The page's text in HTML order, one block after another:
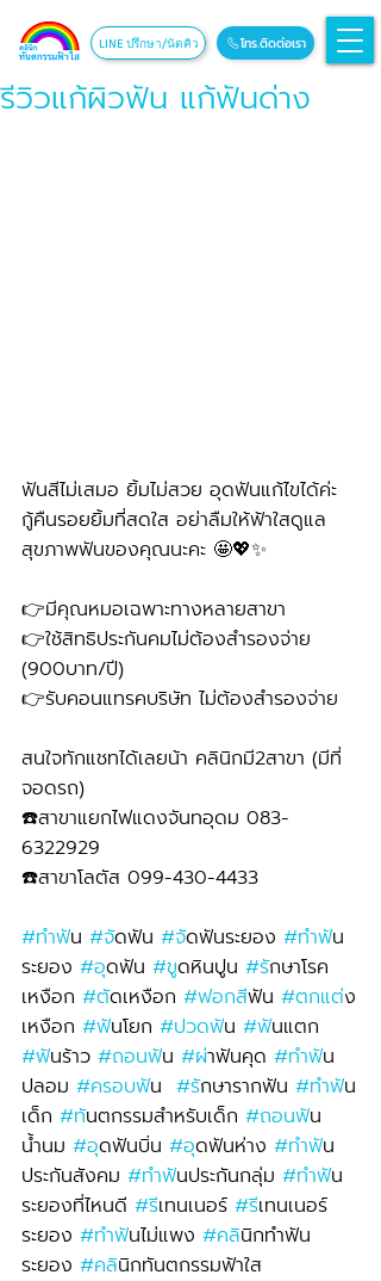
โทร.ติดต่อเรา
LINE ปรึกษา/นัดคิว
รีวิวแก้ผิวฟัน แก้ฟันด่าง
ฟันสีไม่เสมอ ยิ้มไม่สวย อุดฟันแก้ไขได้ค่ะ
กู้คืนรอยยิ้มที่สดใส อย่าลืมให้ฟ้าใสดูแล
สุขภาพฟันของคุณนะคะ 🤩💖✨
👉มีคุณหมอเฉพาะทางหลายสาขา
👉ใช้สิทธิประกันคมไม่ต้องสำรองจ่าย
(900บาท/ปี)
👉รับคอนแทรคบริษัท ไม่ต้องสำรองจ่าย
สนใจทักแชทได้เลยน้า คลินิกมี2สาขา (มีที่
จอดรถ)
☎️สาขาแยกไฟแดงจันทอุดม 083-
6322929
☎️สาขาโลตัส 099-430-4433
#ทำฟัน #จัดฟัน #จัดฟันระยอง #ทำฟัน
ระยอง #อุดฟัน #ขูดหินปูน #รักษาโรค
เหงือก #ตัดเหงือก #ฟอกสีฟัน #ตกแต่ง
เหงือก #ฟันโยก #ปวดฟัน #ฟันแตก
#ฟันร้าว #ถอนฟัน #ผ่าฟันคุด #ทำฟัน
ปลอม #ครอบฟัน #รักษารากฟัน #ทำฟัน
เด็ก #ทันตกรรมสำหรับเด็ก #ถอนฟัน
น้ำนม #อุดฟันบิ่น #อุดฟันห่าง #ทำฟัน
ประกันสังคม #ทำฟันประกันกลุ่ม #ทำฟัน
ระยองที่ไหนดี #รีเทนเนอร์ #รีเทนเนอร์
ระยอง #ทำฟันไม่แพง #คลินิกทำฟัน
ระยอง #คลินิกทันตกรรมฟ้าใส